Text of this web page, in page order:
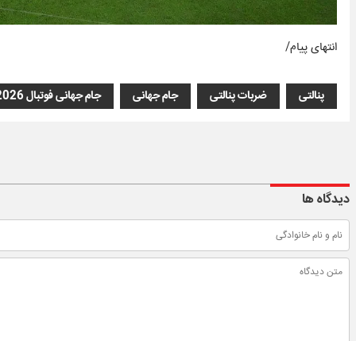
انتهای پیام/
پنالتی ضربات پنالتی جام جهانی جام جهانی فوتبال 2026
دیدگاه ها